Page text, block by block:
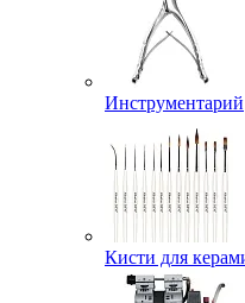
Инструментарий
Кисти для